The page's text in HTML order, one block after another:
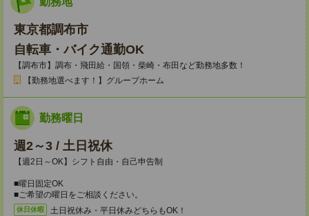
東京都調布市
自転車・バイク通勤OK
【調布市】調布・飛田給・国領・柴崎・布田など勤務地多数！
【勤務地選べます！】グループホーム
勤務曜日
週2～3 / 土日祝休
【週2日～OK】シフト自由・自己申告制
■曜日固定OK
■ご希望の曜日をご相談ください。
休日休暇 土日祝休み・平日休みどちらもOK！